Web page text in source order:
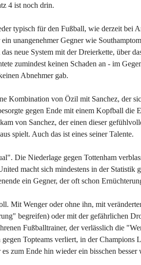
4 ist noch drin.
typisch für den Fußball, wie derzeit bei
unangenehmer Gegner wie
neue System mit der Dreierkette, über
zumindest keinen Schaden an - im
Abnehmer gab.
Kombination von Özil mit Sanchez, der
gegen Ende mit einem Kopfball die
von Sanchez, der einen dieser
spielt. Auch das ist eines seiner Talente.
Die Niederlage gegen Tottenham
macht sich mindestens in der Statistik
ein Gegner, der oft schon
Mit Wenger oder ohne ihn, mit
begreifen) oder mit der gefährlichen
Fußballtrainer, der verlässlich die
Topteams verliert, in der Champions
zum Ende hin wieder ein bisschen besser